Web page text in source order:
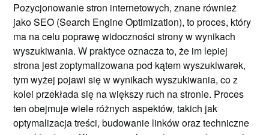
Pozycjonowanie stron internetowych, znane również
jako SEO (Search Engine Optimization), to proces, który
ma na celu poprawę widoczności strony w wynikach
wyszukiwania. W praktyce oznacza to, że im lepiej
strona jest zoptymalizowana pod kątem wyszukiwarek,
tym wyżej pojawi się w wynikach wyszukiwania, co z
kolei przekłada się na większy ruch na stronie. Proces
ten obejmuje wiele różnych aspektów, takich jak
optymalizacja treści, budowanie linków oraz techniczne